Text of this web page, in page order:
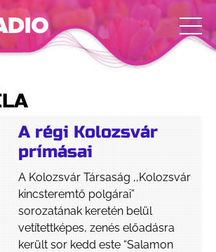
A régi Kolozsvár
prímásai
A Kolozsvár Társaság ,,Kolozsvár
kincsteremtő polgárai”
sorozatának keretén belül
vetítettképes, zenés előadásra
került sor kedd este “Salamon